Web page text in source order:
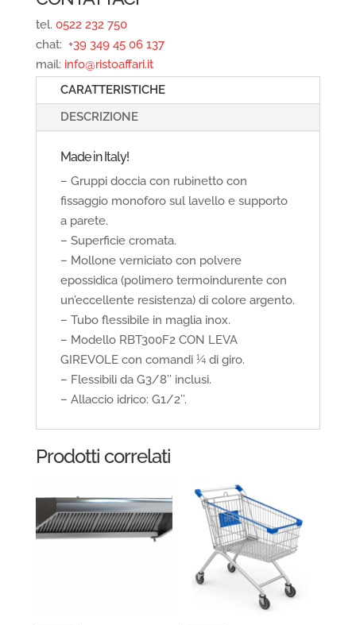
tel. 0522 232 750
chat: +39 349 45 06 137
mail: info@ristoaffari.it
CARATTERISTICHE
DESCRIZIONE
Made in Italy!
– Gruppi doccia con rubinetto con
fissaggio monoforo sul lavello e supporto
a parete.
– Superficie cromata.
– Mollone verniciato con polvere
epossidica (polimero termoindurente con
un’eccellente resistenza) di colore argento.
– Tubo flessibile in maglia inox.
– Modello RBT300F2 CON LEVA
GIREVOLE con comandi ¼ di giro.
– Flessibili da G3/8’’ inclusi.
– Allaccio idrico: G1/2’’.
Prodotti correlati